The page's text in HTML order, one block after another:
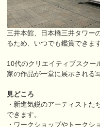
三井本館、日本橋三井タワー
るため、いつでも鑑賞できます
10代のクリエイティブスクー
家の作品が一堂に展示される
見どころ
・新進気鋭のアーティストた
できます。
・ワークショップやトークシ